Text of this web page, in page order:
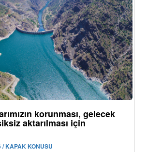
korunması, gelecek
aktarılması için
KAPAK KONUSU